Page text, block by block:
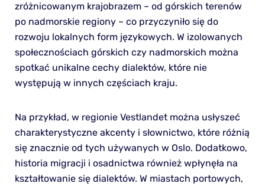
zróżnicowanym krajobrazem – od górskich terenów
po nadmorskie regiony – co przyczyniło się do
rozwoju lokalnych form językowych. W izolowanych
społecznościach górskich czy nadmorskich można
spotkać unikalne cechy dialektów, które nie
występują w innych częściach kraju.
Na przykład, w regionie Vestlandet można usłyszeć
charakterystyczne akcenty i słownictwo, które różnią
się znacznie od tych używanych w Oslo. Dodatkowo,
historia migracji i osadnictwa również wpłynęła na
kształtowanie się dialektów. W miastach portowych,